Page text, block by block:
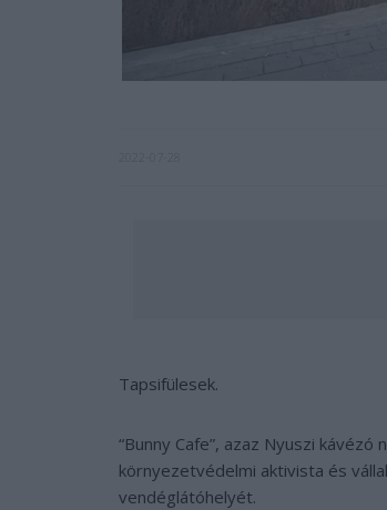
Tapsifülesek.
“Bunny Cafe”, azaz Nyuszi
környezetvédelmi aktivista és
vendéglátóhelyét.